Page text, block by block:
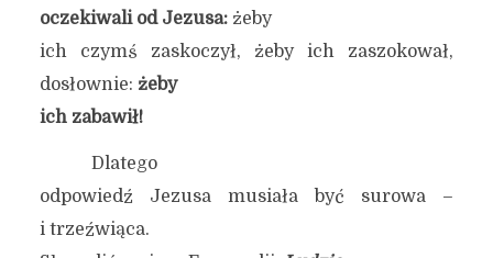
oczekiwali od Jezusa: żeby
ich czymś zaskoczył, żeby ich zaszokował,
dosłownie: żeby
ich zabawił!
Dlatego
odpowiedź Jezusa musiała być surowa –
i trzeźwiąca.